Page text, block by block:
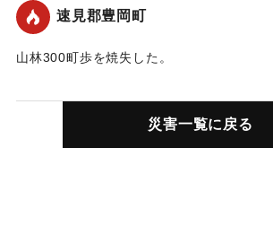
速見郡豊岡町
山林300町歩を焼失した。
｜固有コード:00317001
災害一覧に戻る